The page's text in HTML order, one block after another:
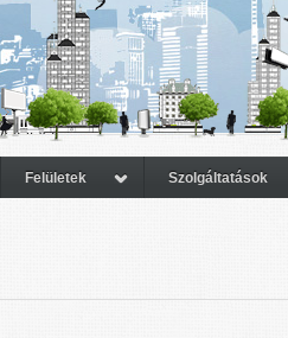
Felületek Szolgáltatások